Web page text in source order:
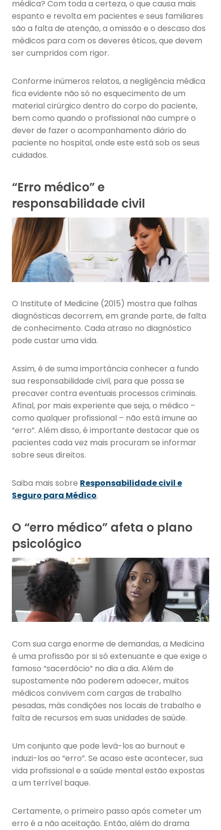
médica? Com toda a certeza, o que causa mais
espanto e revolta em pacientes e seus familiares
são a falta de atenção, a omissão e o descaso dos
médicos para com os deveres éticos, que devem
ser cumpridos com rigor.
Conforme inúmeros relatos, a negligência médica
fica evidente não só no esquecimento de um
material cirúrgico dentro do corpo do paciente,
bem como quando o profissional não cumpre o
dever de fazer o acompanhamento diário do
paciente no hospital, onde este está sob os seus
cuidados.
“Erro médico” e
responsabilidade civil
O Institute of Medicine (2015) mostra que falhas
diagnósticas decorrem, em grande parte, de falta
de conhecimento. Cada atraso no diagnóstico
pode custar uma vida.
Assim, é de suma importância conhecer a fundo
sua responsabilidade civil, para que possa se
precaver contra eventuais processos criminais.
Afinal, por mais experiente que seja, o médico –
como qualquer profissional – não está imune ao
“erro”. Além disso, é importante destacar que os
pacientes cada vez mais procuram se informar
sobre seus direitos.
Saiba mais sobre Responsabilidade civil e
Seguro para Médico.
O “erro médico” afeta o plano
psicológico
Com sua carga enorme de demandas, a Medicina
é uma profissão por si só extenuante e que exige o
famoso “sacerdócio” no dia a dia. Além de
supostamente não poderem adoecer, muitos
médicos convivem com cargas de trabalho
pesadas, más condições nos locais de trabalho e
falta de recursos em suas unidades de saúde.
Um conjunto que pode levá-los ao burnout e
induzi-los ao “erro”. Se acaso este acontecer, sua
vida profissional e a saúde mental estão expostas
a um terrível baque.
Certamente, o primeiro passo após cometer um
erro é a não aceitação. Então, além do drama